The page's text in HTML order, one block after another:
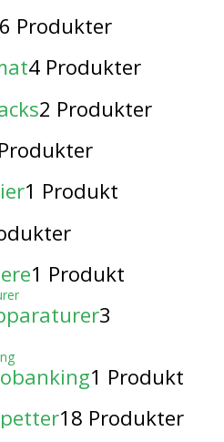
6 Produkter
4 Produkter
2 Produkter
1 Produkt
1 Produkt
3
1 Produkt
18 Produkter